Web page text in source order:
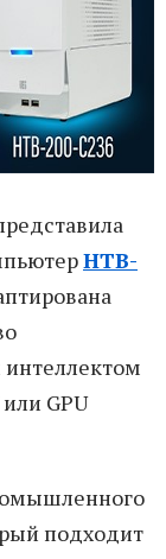
HTB-
GPU
подходит